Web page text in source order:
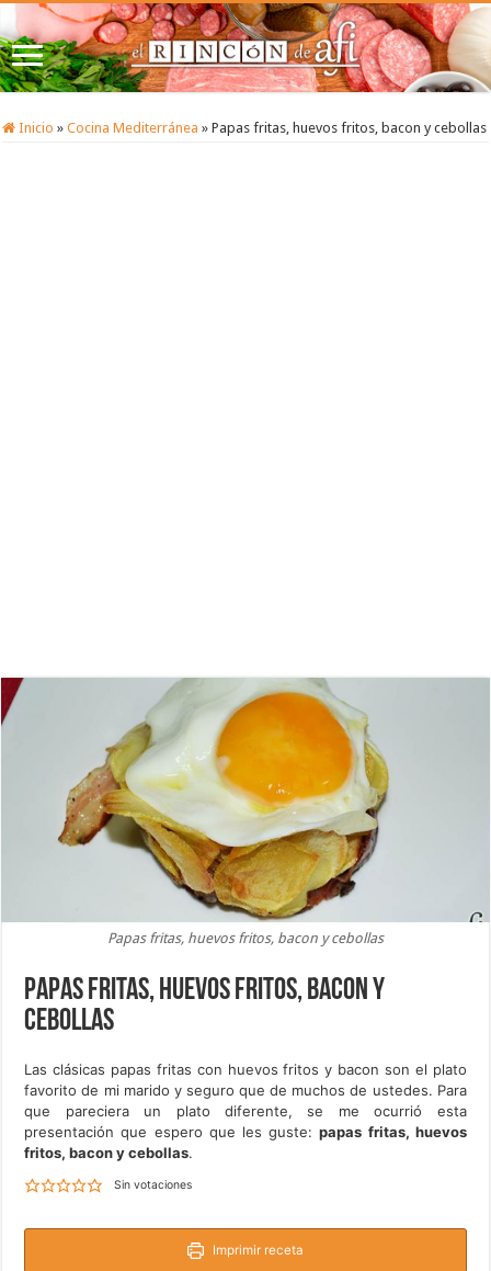
Inicio » Cocina Mediterránea » Papas fritas, huevos fritos, bacon y cebollas
Papas fritas, huevos fritos, bacon y cebollas
Papas fritas, huevos fritos, bacon y
cebollas
Las clásicas papas fritas con huevos fritos y bacon son el plato
favorito de mi marido y seguro que de muchos de ustedes. Para
que pareciera un plato diferente, se me ocurrió esta
presentación que espero que les guste:papas fritas, huevos
fritos, bacon y cebollas.
Sin votaciones
Imprimir receta